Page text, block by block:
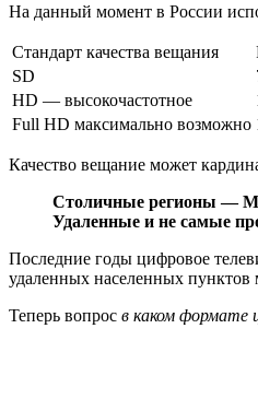
На данный момент в России
Стандарт качества вещания
SD
HD — высокочастотное
Full HD максимально возможно
Качество вещание может
Столичные регионы —
Удаленные и не самые
Последние годы цифровое
удаленных населенных пунктов
Теперь вопрос в каком формате